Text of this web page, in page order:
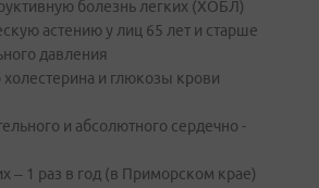
болезнь легких (ХОБЛ)
астению у лиц 65 лет и старше
давления
и глюкозы крови
и абсолютного сердечно -
– 1 раз в год (в Приморском крае)